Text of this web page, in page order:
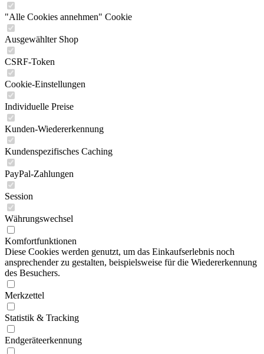
"Alle Cookies annehmen" Cookie
Ausgewählter Shop
CSRF-Token
Cookie-Einstellungen
Individuelle Preise
Kunden-Wiedererkennung
Kundenspezifisches Caching
PayPal-Zahlungen
Session
Währungswechsel
Komfortfunktionen
Diese Cookies werden genutzt, um das Einkaufserlebnis noch
ansprechender zu gestalten, beispielsweise für die Wiedererkennung
des Besuchers.
Merkzettel
Statistik & Tracking
Endgeräteerkennung